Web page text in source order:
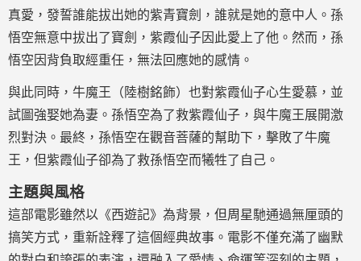
真愛，發誓誰能拔出她的紫青寶劍，誰就是她的意中人。孫
悟空無意中拔出了寶劍，紫霞仙子因此愛上了他。然而，孫
悟空因背負取經重任，無法回應她的感情。
與此同時，牛魔王（陸樹銘飾）也對紫霞仙子心生愛慕，並
試圖強娶她為妻。孫悟空為了救紫霞仙子，與牛魔王展開激
烈對決。最終，孫悟空在觀音菩薩的幫助下，擊敗了牛魔
王，但紫霞仙子卻為了救孫悟空而犧牲了自己。
主題與風格
這部電影雖然以《西遊記》為背景，但周星馳通過無厘頭的
搞笑方式，重新詮釋了這個經典故事。電影不僅充滿了幽默